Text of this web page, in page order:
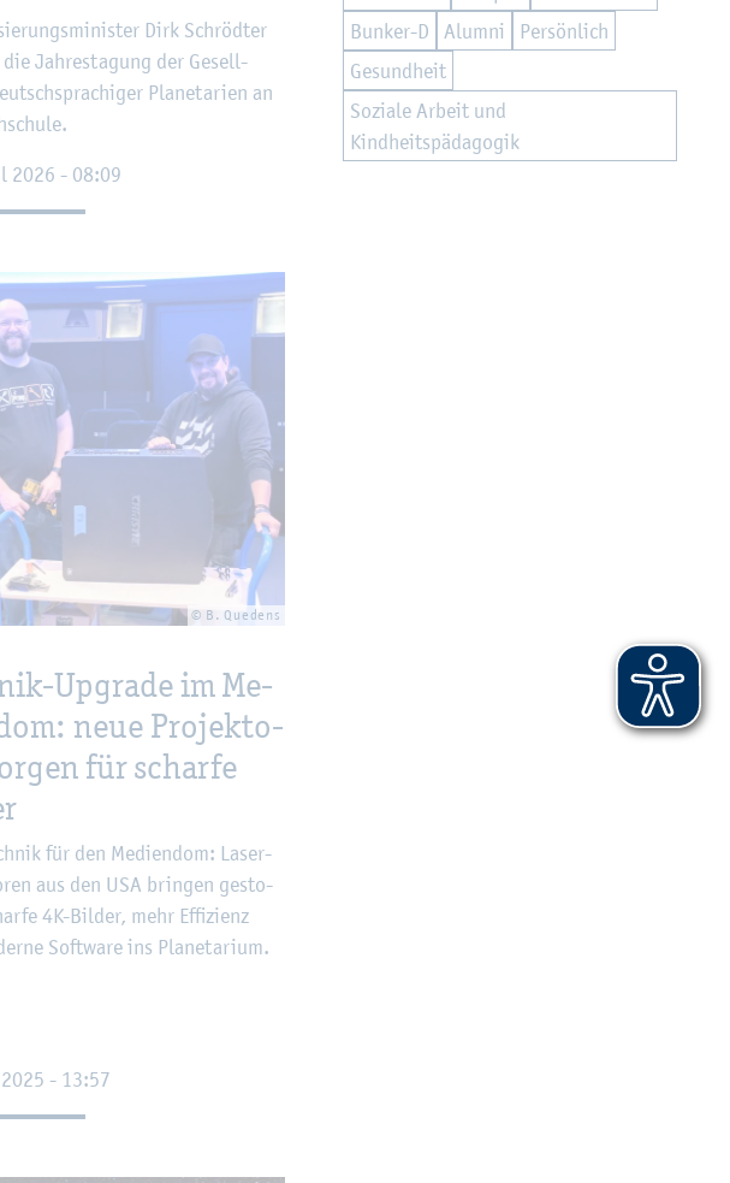
Dirk Schröd­ter
Jah­res­ta­gung der Ge­sell­
Pla­ne­ta­ri­en an
2026 - 08:09
© B. Que­dens
Up­grade im Me­
neue Pro­jek­to­
für schar­fe
für den Me­di­en­dom: La­ser­
aus den USA brin­gen ge­sto­
4K-Bil­der, mehr Ef­fi­zi­enz
Soft­ware ins Pla­ne­ta­ri­um.
- 13:57
Bun­ker-D
Alum­ni
Per­sön­lich
Ge­sund­heit
So­zia­le Ar­beit und
Kind­heits­päd­ago­gik